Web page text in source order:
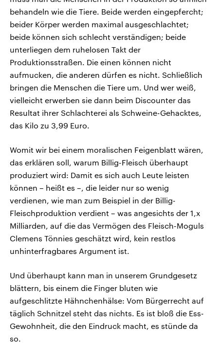
behandeln wie die Tiere. Beide werden eingepfercht;
beider Körper werden maximal ausgeschlachtet;
beide können sich schlecht verständigen; beide
unterliegen dem ruhelosen Takt der
Produktionsstraßen. Die einen können nicht
aufmucken, die anderen dürfen es nicht. Schließlich
bringen die Menschen die Tiere um. Und wer weiß,
vielleicht erwerben sie dann beim Discounter das
Resultat ihrer Schlachterei als Schweine-Gehacktes,
das Kilo zu 3,99 Euro.
Womit wir bei einem moralischen Feigenblatt wären,
das erklären soll, warum Billig-Fleisch überhaupt
produziert wird: Damit es sich auch Leute leisten
können – heißt es –, die leider nur so wenig
verdienen, wie man zum Beispiel in der Billig-
Fleischproduktion verdient – was angesichts der 1,x
Milliarden, auf die das Vermögen des Fleisch-Moguls
Clemens Tönnies geschätzt wird, kein restlos
unhinterfragbares Argument ist.
Und überhaupt kann man in unserem Grundgesetz
blättern, bis einem die Finger bluten wie
aufgeschlitzte Hähnchenhälse: Vom Bürgerrecht auf
täglich Schnitzel steht das nichts. Es ist bloß die Ess-
Gewohnheit, die den Eindruck macht, es stünde da
so.